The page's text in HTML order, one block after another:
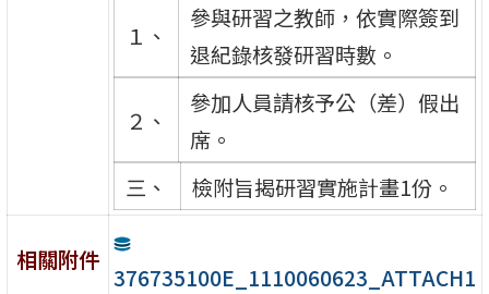
１、
參與研習之教師，依實際簽到
退紀錄核發研習時數。
２、
參加人員請核予公（差）假出
席。
三、
檢附旨揭研習實施計畫1份。
相關附件
376735100E_1110060623_ATTACH1